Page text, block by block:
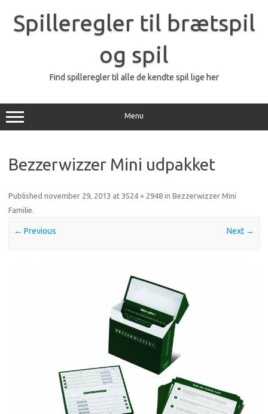
contentSpilleregler til brætspil
og spil
Find spilleregler til alle de kendte spil lige her
Menu
Bezzerwizzer Mini udpakket
Published november 29, 2013 at 3524 × 2948 in Bezzerwizzer Mini
Familie.
← Previous Next →